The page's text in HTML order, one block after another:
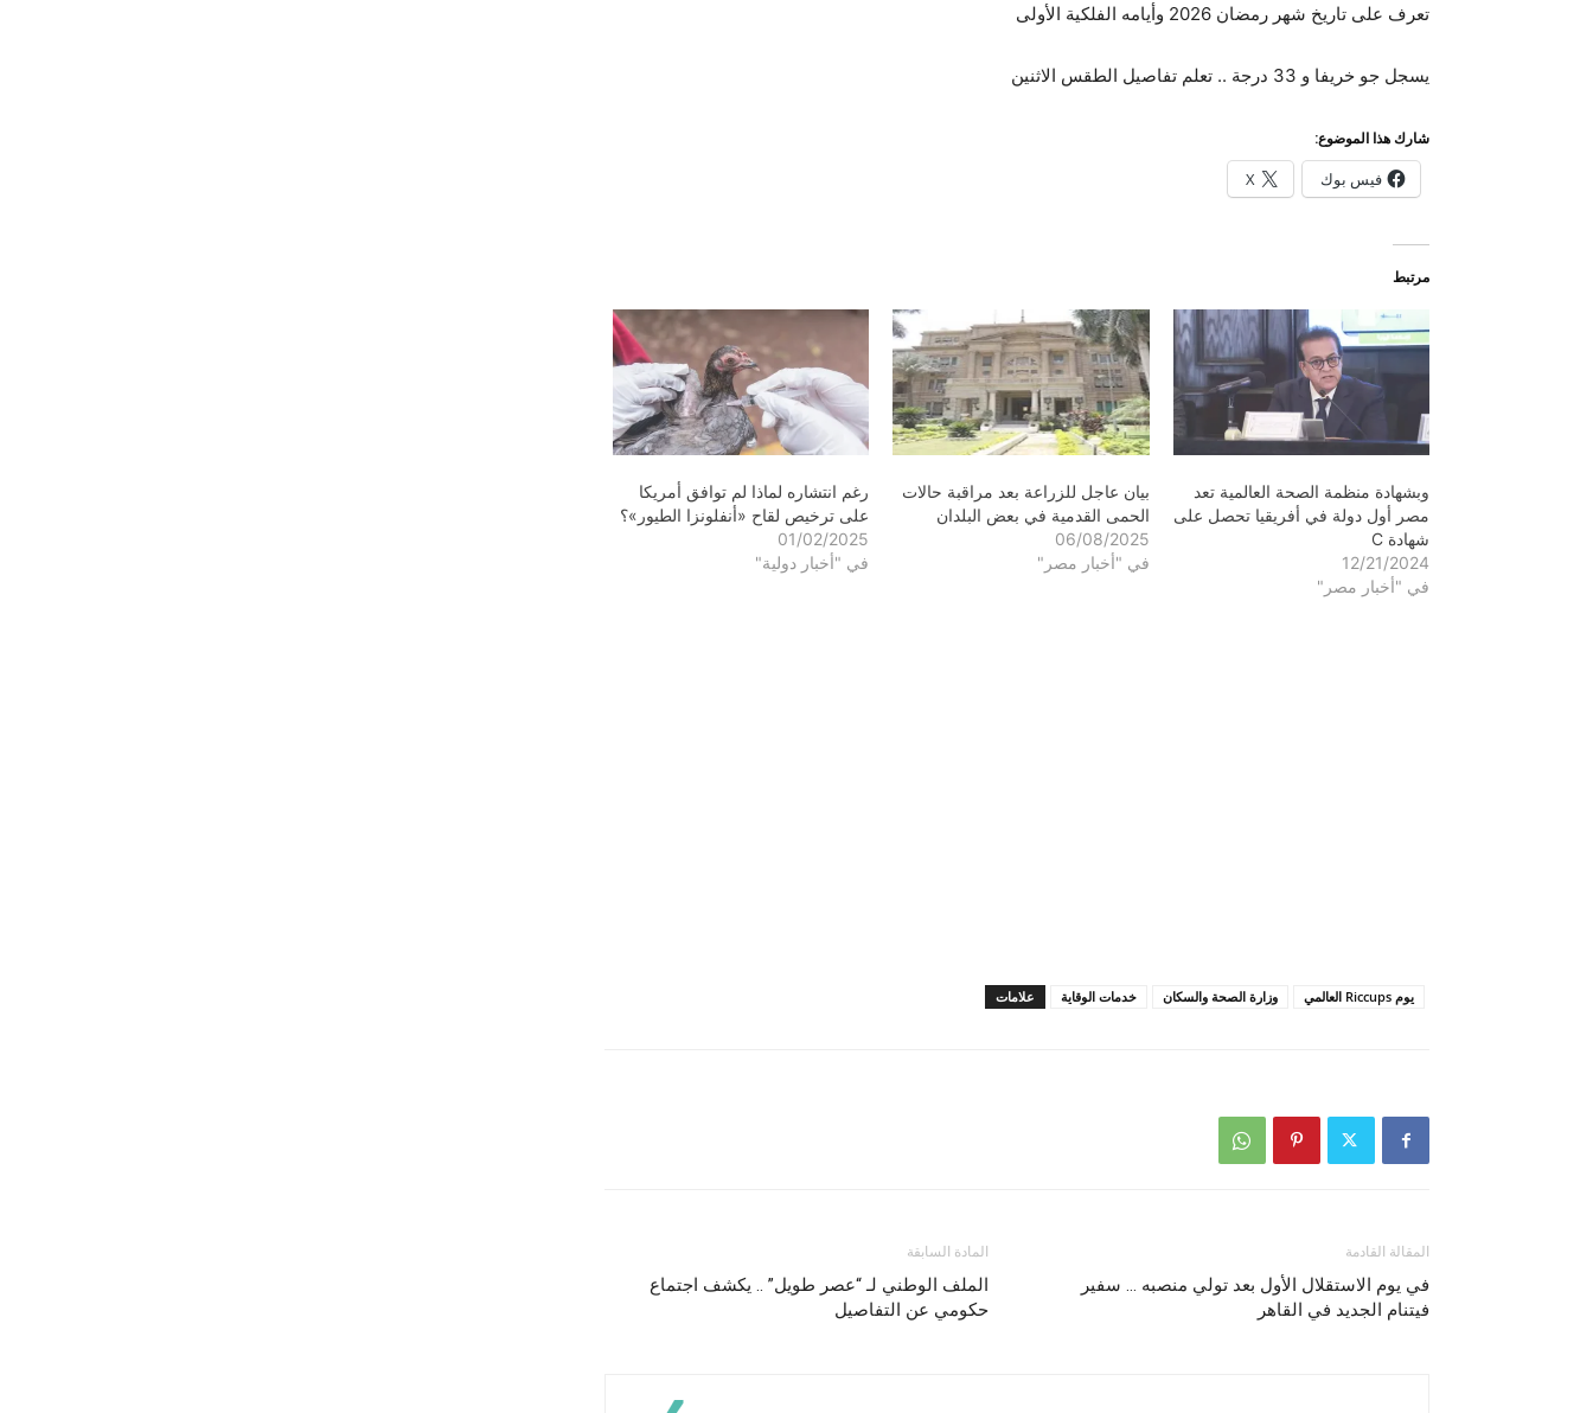
تعرف على تاريخ شهر رمضان 2026 وأيامه الفلكية الأولى
يسجل جو خريفا و 33 درجة .. تعلم تفاصيل الطقس الاثنين
شارك هذا الموضوع:
فيس بوك X
مرتبط
وبشهادة منظمة الصحة العالمية تعد
مصر أول دولة في أفريقيا تحصل على
شهادة C
12/21/2024
في "أخبار مصر"
بيان عاجل للزراعة بعد مراقبة حالات
الحمى القدمية في بعض البلدان
06/08/2025
في "أخبار مصر"
رغم انتشاره لماذا لم توافق أمريكا
على ترخيص لقاح «أنفلونزا الطيور»؟
01/02/2025
في "أخبار دولية"
علامات خدمات الوقاية وزارة الصحة والسكان يوم Riccups العالمي
المادة السابقة
الملف الوطني لـ “عصر طويل” .. يكشف اجتماع
حكومي عن التفاصيل
المقالة القادمة
في يوم الاستقلال الأول بعد تولي منصبه … سفير
فيتنام الجديد في القاهر